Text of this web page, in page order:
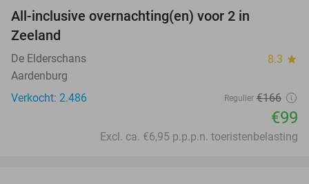
All-inclusive overnachting(en) voor 2 in
Zeeland
De Elderschans 8.3 star
Aardenburg
Verkocht: 2.486
Regulier €166
€99
Excl. ca. €6,95 p.p.p.n. toeristenbelasting